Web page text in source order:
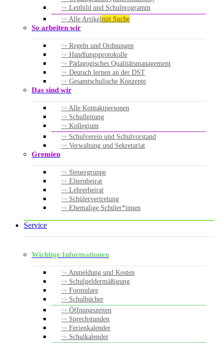
Leitbild und Schulprogramm
Alle Artikelmit Suche
So arbeiten wir
Regeln und Ordnungen
Handlungsprotokolle
Pädagogisches Qualitätsmanagement
Deutsch lernen an der DST
Gesamtschulische Konzepte
Das sind wir
Alle Kontaktpersonen
Schulleitung
Kollegium
Schulverein und Schulvorstand
Verwaltung und Sekretariat
Gremien
Steuergruppe
Elternbeirat
Lehrerbeirat
Schülervertretung
Ehemalige Schüler*innen
Service
Wichtige Informationen
Anmeldung und Kosten
Schulgeldermäßigung
Formulare
Schulbücher
Öffnungszeiten
Sprechstunden
Ferienkalender
Schulkalender